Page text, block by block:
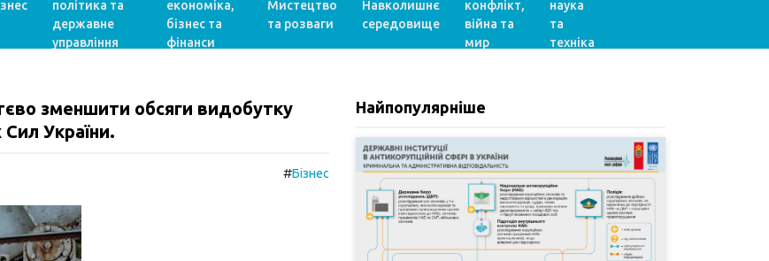
політика та
державне
управління
економіка,
бізнес та
фінанси
Мистецтво
та розваги
Навколишнє
середовище
конфлікт,
війна та
мир
наука
та
техніка
зменшити обсяги видобутку
України.
#Бізнес
Найпопулярніше